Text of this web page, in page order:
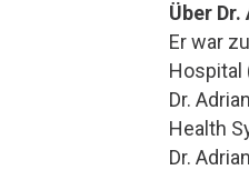
Über
Er war
Hospital
Dr.
Health
Dr.